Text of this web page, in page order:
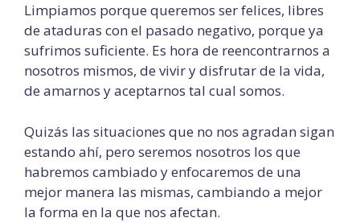
Limpiamos porque queremos ser felices, libres
de ataduras con el pasado negativo, porque ya
sufrimos suficiente. Es hora de reencontrarnos a
nosotros mismos, de vivir y disfrutar de la vida,
de amarnos y aceptarnos tal cual somos.
Quizás las situaciones que no nos agradan sigan
estando ahí, pero seremos nosotros los que
habremos cambiado y enfocaremos de una
mejor manera las mismas, cambiando a mejor
la forma en la que nos afectan.